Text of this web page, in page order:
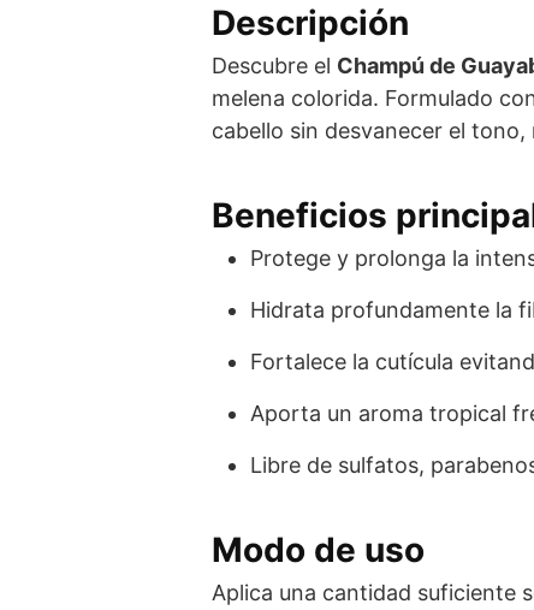
Descripción
Descubre el Champú de
melena colorida. Formulado
cabello sin desvanecer el
Beneficios
Protege y prolonga la
Hidrata profundamente la
Fortalece la cutícula
Aporta un aroma tropical
Libre de sulfatos,
Modo de uso
Aplica una cantidad suficiente